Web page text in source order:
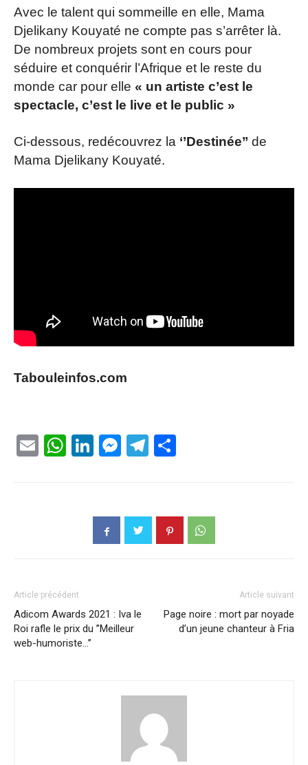
Avec le talent qui sommeille en elle, Mama
Djelikany Kouyaté ne compte pas s’arrêter là.
De nombreux projets sont en cours pour
séduire et conquérir l’Afrique et le reste du
monde car pour elle « un artiste c’est le
spectacle, c’est le live et le public »
Ci-dessous, redécouvrez la ‘’Destinée’’ de
Mama Djelikany Kouyaté.
Tabouleinfos.com
EmailWhatsApp
LinkedIn
Messenger
Telegram
Article précédent
Adicom Awards 2021 : Iva le
Roi rafle le prix du ’’Meilleur
web-humoriste…’’
Article suivant
Page noire : mort par noyade
d’un jeune chanteur à Fria